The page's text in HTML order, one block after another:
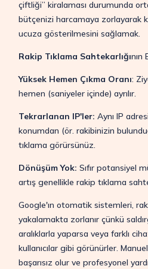
çiftliği” kiralaması durumunda
bütçenizi harcamaya zorlayarak
ucuza gösterilmesini sağlamak.
Rakip Tıklama Sahtekarlığının
Yüksek Hemen Çıkma Oranı:
hemen (saniyeler içinde) ayrılır.
Tekrarlanan IP'ler: Aynı IP
konumdan (ör. rakibinizin
tıklama görürsünüz.
Dönüşüm Yok: Sıfır potansiyel
artış genellikle rakip tıklama
Google'ın otomatik sistemleri,
yakalamakta zorlanır çünkü
aralıklarla yaparsa veya farklı
kullanıcılar gibi görünürler.
başarısız olur ve profesyonel